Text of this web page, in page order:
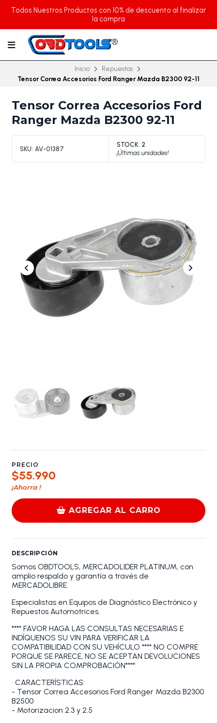
Todos Nuestros Productos con 10% de descuento al finalizar
la compra
Inicio
Repuestos
Tensor Correa Accesorios Ford Ranger Mazda B2300 92-11
Tensor Correa Accesorios Ford
Ranger Mazda B2300 92-11
SKU: AV-01387
STOCK: 2
¡Últimas unidades!
PRECIO
$55.990
¡Ahorra !
AGREGAR AL CARRO
DESCRIPCIÓN
Somos OBDTOOLS, MERCADOLIDER PLATINUM, con
amplio respaldo y garantía a través de
MERCADOLIBRE.
Especialistas en Equipos de Diagnóstico Electrónico y
Repuestos Automotrices.
**** FAVOR HAGA LAS CONSULTAS NECESARIAS E
INDÍQUENOS SU VIN PARA VERIFICAR LA
COMPATIBILIDAD CON SU VEHÍCULO **** NO COMPRE
PORQUE SE PARECE, NO SE ACEPTAN DEVOLUCIONES
SIN LA PROPIA COMPROBACIÓN****
• CARACTERÍSTICAS:
- Tensor Correa Accesorios Ford Ranger Mazda B2300
B2500
- Motorizacion 2.3 y 2.5